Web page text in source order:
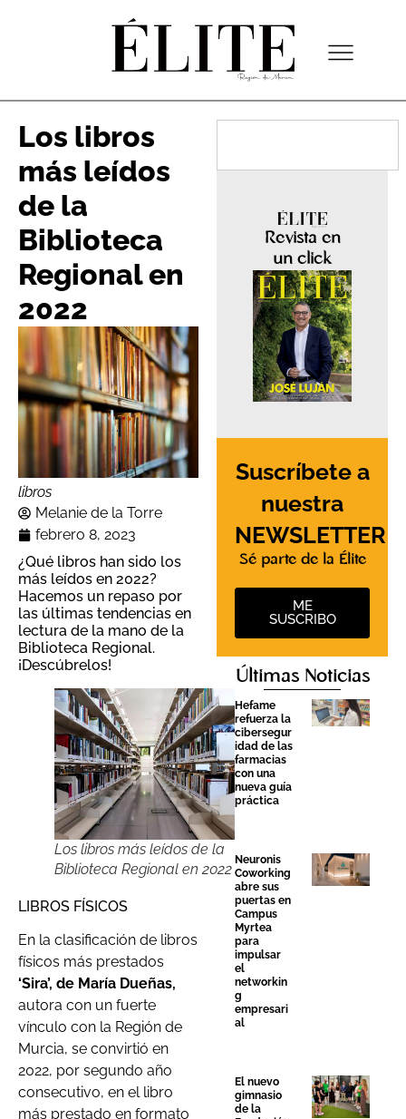
Los libros
más leídos
de la
Biblioteca
Regional en
2022
libros
Melanie de la Torre
febrero 8, 2023
¿Qué libros han sido los
más leídos en 2022?
Hacemos un repaso por
las últimas tendencias en
lectura de la mano de la
Biblioteca Regional.
¡Descúbrelos!
Los libros más leídos de la
Biblioteca Regional en 2022
LIBROS FÍSICOS
En la clasificación de libros
físicos más prestados
‘Sira’, de María Dueñas,
autora con un fuerte
vínculo con la Región de
Murcia, se convirtió en
2022, por segundo año
consecutivo, en el libro
más prestado en formato
Revista en
un click
Suscríbete a
nuestra
NEWSLETTER
Sé parte de la Élite
ME
SUSCRIBO
Últimas Noticias
Hefame
refuerza la
cibersegur
idad de las
farmacias
con una
nueva guía
práctica
Neuronis
Coworking
abre sus
puertas en
Campus
Myrtea
para
impulsar
el
networkin
g
empresari
al
El nuevo
gimnasio
de la